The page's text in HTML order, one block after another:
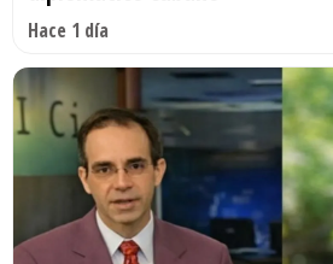
Hace 1 día